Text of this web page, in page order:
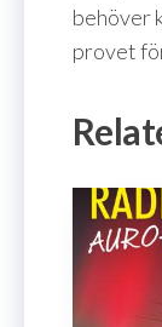
behöver
provet